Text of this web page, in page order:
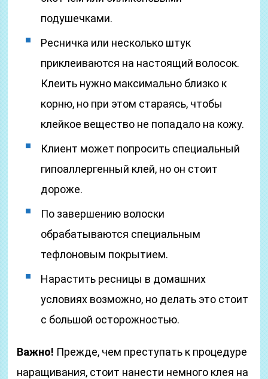
подушечками.
Ресничка или несколько штук
приклеиваются на настоящий волосок.
Клеить нужно максимально близко к
корню, но при этом стараясь, чтобы
клейкое вещество не попадало на кожу.
Клиент может попросить специальный
гипоаллергенный клей, но он стоит
дороже.
По завершению волоски
обрабатываются специальным
тефлоновым покрытием.
Нарастить ресницы в домашних
условиях возможно, но делать это стоит
с большой осторожностью.
Важно! Прежде, чем преступать к процедуре
наращивания, стоит нанести немного клея на